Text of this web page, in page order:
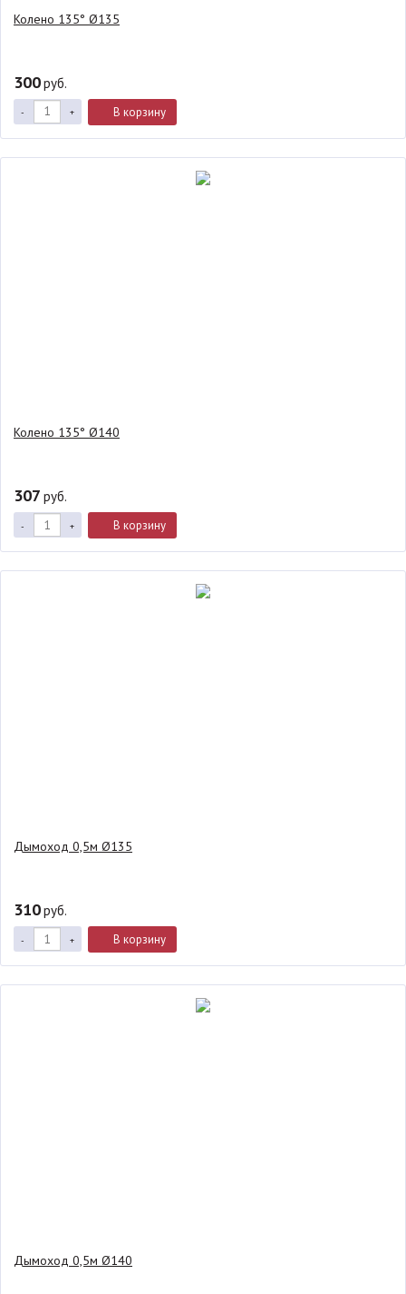
Колено 135° Ø135
300руб.
- + В корзину
Колено 135° Ø140
307 руб.
- + В корзину
Дымоход 0,5м Ø135
310руб.
- + В корзину
Дымоход 0,5м Ø140